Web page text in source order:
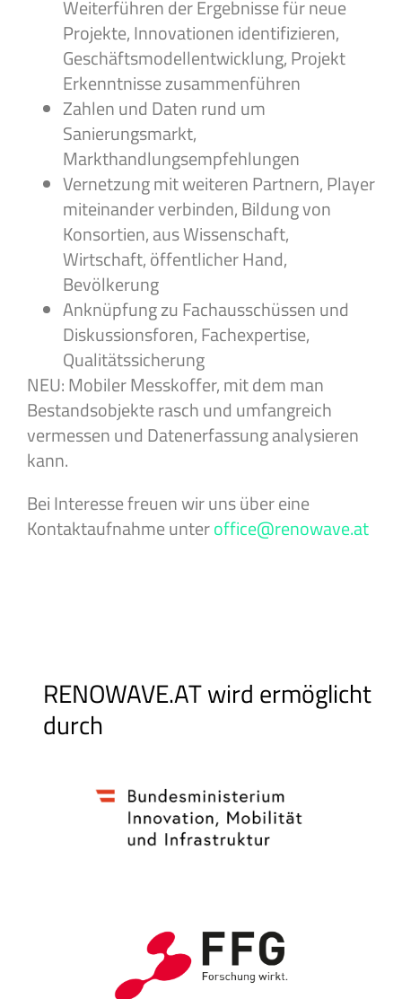
Weiterführen der Ergebnisse für neue
Projekte, Innovationen identifizieren,
Geschäftsmodellentwicklung, Projekt
Erkenntnisse zusammenführen
Zahlen und Daten rund um
Sanierungsmarkt,
Markthandlungsempfehlungen
Vernetzung mit weiteren Partnern, Player
miteinander verbinden, Bildung von
Konsortien, aus Wissenschaft,
Wirtschaft, öffentlicher Hand,
Bevölkerung
Anknüpfung zu Fachausschüssen und
Diskussionsforen, Fachexpertise,
Qualitätssicherung
NEU: Mobiler Messkoffer, mit dem man
Bestandsobjekte rasch und umfangreich
vermessen und Datenerfassung analysieren
kann.
Bei Interesse freuen wir uns über eine
Kontaktaufnahme unteroffice@renowave.at
RENOWAVE.AT wird ermöglicht
durch